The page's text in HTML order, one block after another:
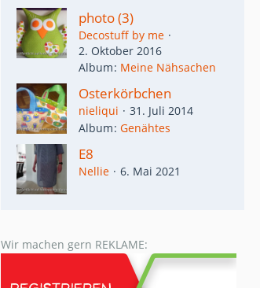
photo (3)
Decostuff by me
2. Oktober 2016
Album Meine Nähsachen
Osterkörbchen
nieliqui
31. Juli 2014
Album Genähtes
E8
Nellie 6. Mai 2021
Wir machen gern REKLAME: